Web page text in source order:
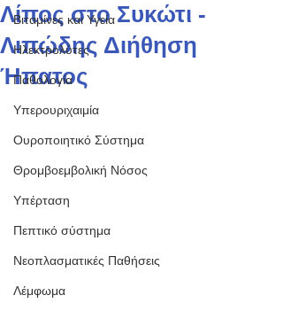
Βιταμίνες και Υγεία
Ηλεκτρολύτες
Παθολογία
Υπερουριχαιμία
Ουροποιητικό Σύστημα
Θρομβοεμβολική Νόσος
Υπέρταση
Πεπτικό σύστημα
Νεοπλασματικές Παθήσεις
Λέμφωμα
Λίπος στο Συκώτι -
Λιπώδης Διήθηση
Ήπατος